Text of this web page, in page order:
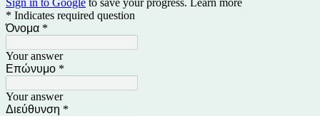
* Indicates required question
Όνομα *
Your answer
Επώνυμο *
Your answer
Διεύθυνση *